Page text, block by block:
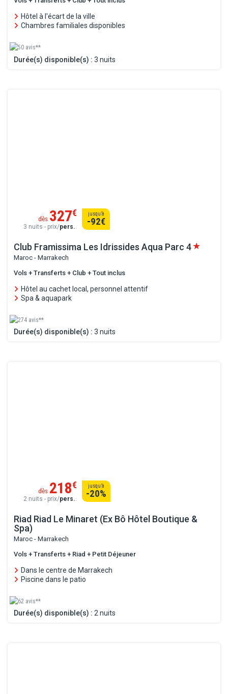
Hôtel à l'écart de la ville
Chambres familiales disponibles
50 avis**
Durée(s) disponible(s) : 3 nuits
Club Framissima Les Idrissides Aqua Parc 4
Maroc - Marrakech
Vols + Transferts + Club + Tout inclus
Hôtel au cachet local, personnel attentif
Spa & aquapark
274 avis**
Durée(s) disponible(s) : 3 nuits
dès 327€
3 nuits - prix/pers.
jusqu’à
-92€
Riad Riad Le Minaret (Ex Bô Hôtel Boutique &
Spa)
Maroc - Marrakech
Vols + Transferts + Riad + Petit Déjeuner
Dans le centre de Marrakech
Piscine dans le patio
62 avis**
Durée(s) disponible(s) : 2 nuits
dès 218€
2 nuits - prix/pers.
jusqu’à
-20%